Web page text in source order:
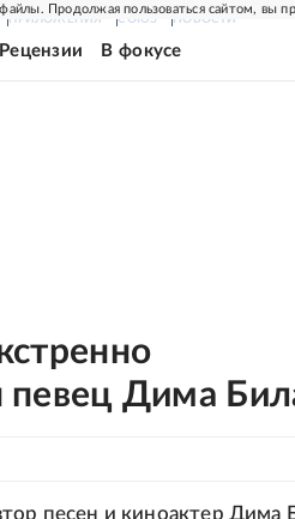
Продолжая пользоваться сайтом, вы
ПРИЛОЖЕНИЯ СОЮЗ НОВОСТИ
Рецензии В фокусе
певец Дима
песен и киноактер Дима